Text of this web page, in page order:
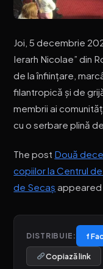
Joi, 5 decembrie
Ierarh Nicolae” din
de la înființare,
filantropică și de
membrii ai
cu o serbare plină
The post Două
copiilor la Centrul
de Secaș
DISTRIBUIE: f
Copiază link